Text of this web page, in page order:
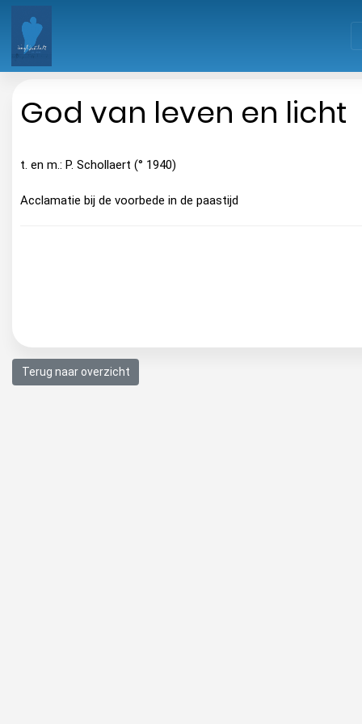
God van leven en licht
t. en m.: P. Schollaert (° 1940)
Acclamatie bij de voorbede in de paastijd
Terug naar overzicht